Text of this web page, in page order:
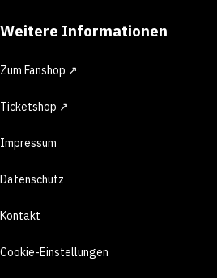
Weitere Informationen
Zum Fanshop ↗
Ticketshop ↗
Impressum
Datenschutz
Kontakt
Cookie-Einstellungen